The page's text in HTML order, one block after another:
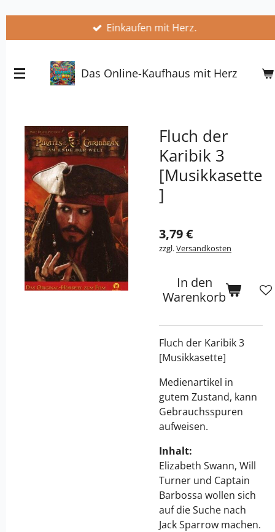
springen
Einkaufen mit Herz.
Das Online-Kaufhaus mit Herz
Fluch der
Karibik 3
[Musikkasette
]
3,79 €
zzgl.Versandkosten
In den
Warenkorb
Fluch der Karibik 3
[Musikkasette]
Medienartikel in
gutem Zustand, kann
Gebrauchsspuren
aufweisen.
Inhalt:
Elizabeth Swann, Will
Turner und Captain
Barbossa wollen sich
auf die Suche nach
Jack Sparrow machen.